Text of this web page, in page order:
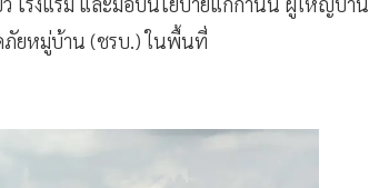
ภัยหมู่บ้าน (ชรบ.) ในพื้นที่